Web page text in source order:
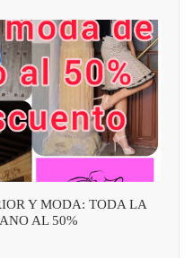
Y MODA: TODA LA
AL 50%